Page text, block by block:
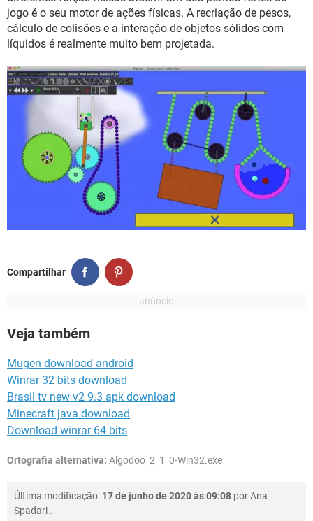
jogo é o seu motor de ações físicas. A recriação de pesos,
cálculo de colisões e a interação de objetos sólidos com
líquidos é realmente muito bem projetada.
Compartilhar
Veja também
Mugen download android
Winrar 32 bits download
Brasil tv new v2 9.3 apk download
Minecraft java download
Download winrar 64 bits
Ortografia alternativa: Algodoo_2_1_0-Win32.exe
Última modificação: 17 de junho de 2020 às 09:08 porAna
Spadari .